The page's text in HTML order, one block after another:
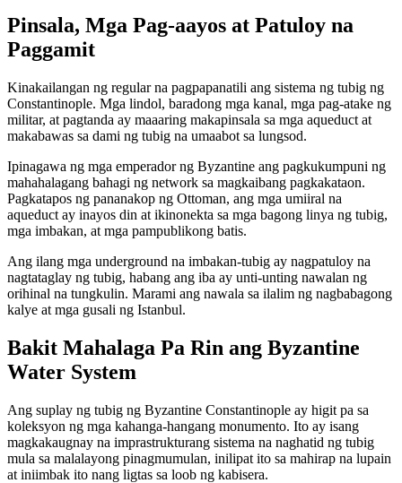
Pinsala, Mga Pag-aayos at Patuloy na
Paggamit
Kinakailangan ng regular na pagpapanatili ang sistema ng tubig ng
Constantinople. Mga lindol, baradong mga kanal, mga pag-atake ng
militar, at pagtanda ay maaaring makapinsala sa mga aqueduct at
makabawas sa dami ng tubig na umaabot sa lungsod.
Ipinagawa ng mga emperador ng Byzantine ang pagkukumpuni ng
mahahalagang bahagi ng network sa magkaibang pagkakataon.
Pagkatapos ng pananakop ng Ottoman, ang mga umiiral na
aqueduct ay inayos din at ikinonekta sa mga bagong linya ng tubig,
mga imbakan, at mga pampublikong batis.
Ang ilang mga underground na imbakan-tubig ay nagpatuloy na
nagtataglay ng tubig, habang ang iba ay unti-unting nawalan ng
orihinal na tungkulin. Marami ang nawala sa ilalim ng nagbabagong
kalye at mga gusali ng Istanbul.
Bakit Mahalaga Pa Rin ang Byzantine
Water System
Ang suplay ng tubig ng Byzantine Constantinople ay higit pa sa
koleksyon ng mga kahanga-hangang monumento. Ito ay isang
magkakaugnay na imprastrukturang sistema na naghatid ng tubig
mula sa malalayong pinagmumulan, inilipat ito sa mahirap na lupain
at iniimbak ito nang ligtas sa loob ng kabisera.